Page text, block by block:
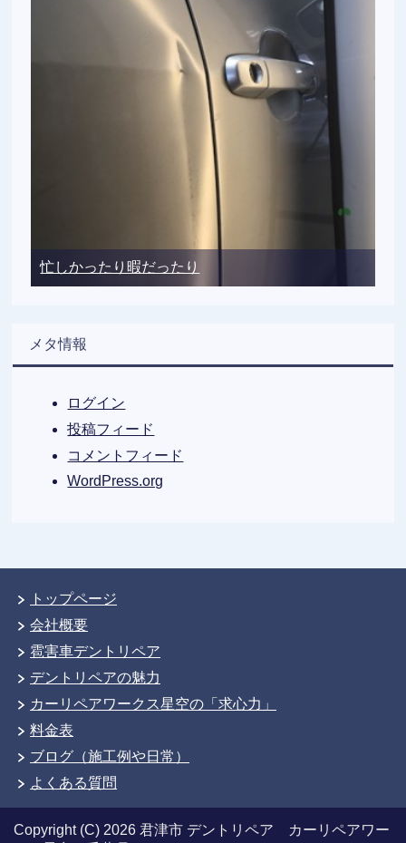
忙しかったり暇だったり
メタ情報
ログイン
投稿フィード
コメントフィード
WordPress.org
トップページ
会社概要
雹害車デントリペア
デントリペアの魅力
カーリペアワークス星空の「求心力」
料金表
ブログ（施工例や日常）
よくある質問
Copyright (C) 2026 君津市 デントリペア カーリペアワー